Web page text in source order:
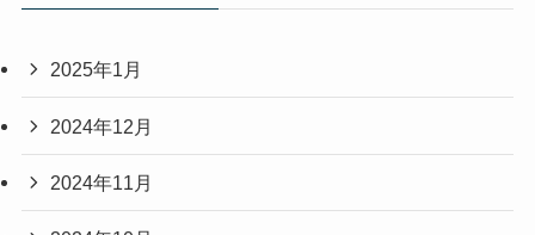
2025年1月
2024年12月
2024年11月